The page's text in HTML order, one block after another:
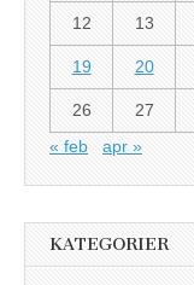
12 13
19 20
26 27
« feb
apr »
KATEGORIER